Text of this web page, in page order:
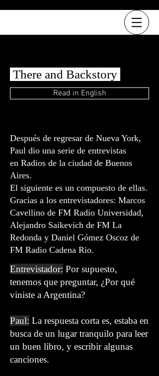
There and Backstory
Read in English
Después de regresar de Nueva York,
Paul dio una serie de entrevistas
en Radios de la ciudad de Buenos
Aires.
El siguiente es un compuesto de ellas.
Gracias a los entrevistadores: Marcos
Cavellino de FM Radio Universidad,
Alejandro Saikevich de FM La
Redonda y Daniel Gómez Oscoz de
FM Radio Cadena Rio.
Entrevistador: Por supuesto,
tenemos que preguntar, ¿Por qué
viniste a Argentina?
Paul: La respuesta corta es, estaba en
busca de un lugar tranquilo para leer
un buen libro, y escribir algunas
canciones.